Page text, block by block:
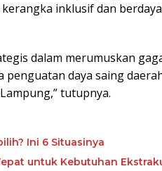
inklusif dan
dalam merumuskan
daya saing
tutupnya.
Ini 6 Situasinya
untuk Kebutuhan